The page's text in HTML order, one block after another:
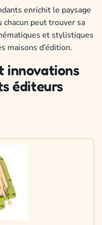
enrichit le paysage
peut trouver sa
et stylistiques
maisons d’édition.
innovations
éditeurs